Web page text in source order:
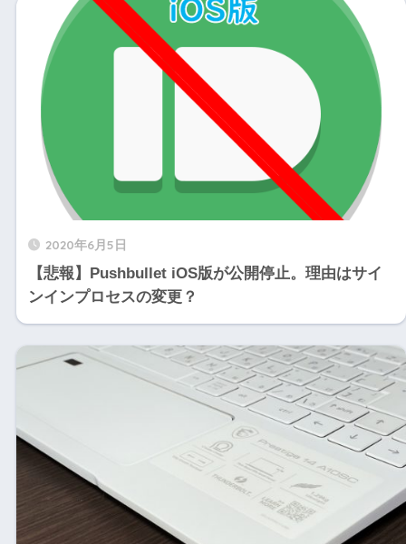
2020年6月5日
【悲報】Pushbullet iOS版が公開停止。理由はサイ
ンインプロセスの変更？